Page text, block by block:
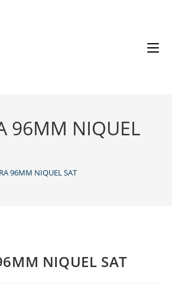
96MM NIQUEL
96MM NIQUEL SAT
NIQUEL SAT